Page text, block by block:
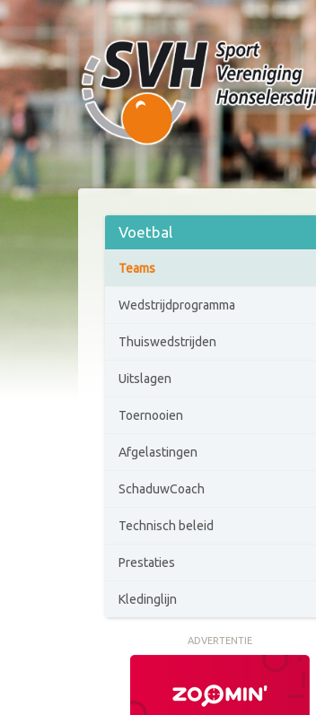
Voetbal
Teams
Wedstrijdprogramma
Thuiswedstrijden
Uitslagen
Toernooien
Afgelastingen
SchaduwCoach
Technisch beleid
Prestaties
Kledinglijn
ADVERTENTIE